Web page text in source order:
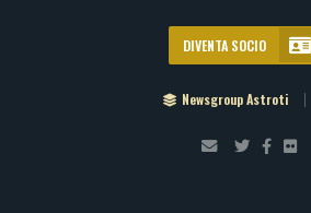
DIVENTA SOCIO
Newsgroup Astroti